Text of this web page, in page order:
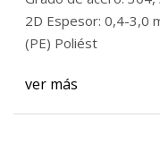
2D Espesor: 0,4-3,0
(PE) Poliést
ver más